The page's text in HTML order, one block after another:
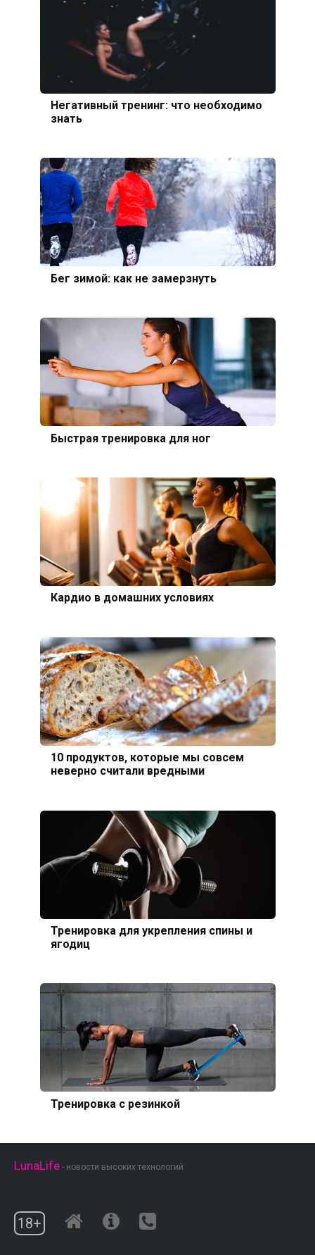
Негативный тренинг: что необходимо
знать
Бег зимой: как не замерзнуть
Быстрая тренировка для ног
Кардио в домашних условиях
10 продуктов, которые мы совсем
неверно считали вредными
Тренировка для укрепления спины и
ягодиц
Тренировка с резинкой
LunaLife - новости высоких технологий
18+